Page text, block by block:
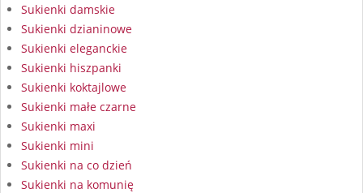
Sukienki damskie
Sukienki dzianinowe
Sukienki eleganckie
Sukienki hiszpanki
Sukienki koktajlowe
Sukienki małe czarne
Sukienki maxi
Sukienki mini
Sukienki na co dzień
Sukienki na komunię